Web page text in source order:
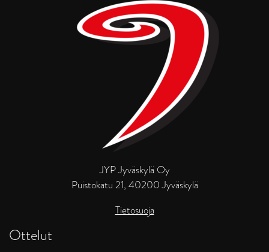
JYP Jyväskylä Oy
Puistokatu 21, 40200 Jyväskylä
Tietosuoja
Ottelut